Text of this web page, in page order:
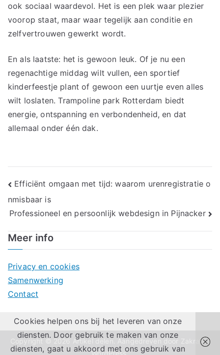
ook sociaal waardevol. Het is een plek waar plezier
voorop staat, maar waar tegelijk aan conditie en
zelfvertrouwen gewerkt wordt.
En als laatste: het is gewoon leuk. Of je nu een
regenachtige middag wilt vullen, een sportief
kinderfeestje plant of gewoon een uurtje even alles
wilt loslaten. Trampoline park Rotterdam biedt
energie, ontspanning en verbondenheid, en dat
allemaal onder één dak.
Bericht
navigatie
Efficiënt omgaan met tijd: waarom urenregistratie o
nmisbaar is
Professioneel en persoonlijk webdesign in Pijnacker
Meer info
Privacy en cookies
Samenwerking
Contact
Copyright © 2026 Artikel delen . Aangedreven door
en
WordPress.
Cookies helpen ons bij het leveren van onze
diensten. Door gebruik te maken van onze
diensten, gaat u akkoord met ons gebruik van